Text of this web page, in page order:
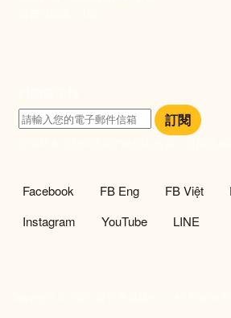
訂閱
社群選單
Facebook FB Eng FB Việt
Instagram
YouTube LINE